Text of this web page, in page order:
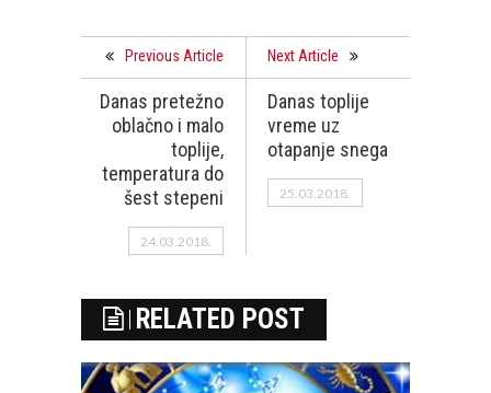
Previous Article
Danas pretežno
oblačno i malo
toplije,
temperatura do
šest stepeni
24.03.2018.
Next Article
Danas toplije
vreme uz
otapanje snega
25.03.2018.
RELATED POST